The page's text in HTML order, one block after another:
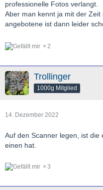
wie ein 1 Oz Krüger
Er hätte GAR KEIN Bild
Anbieter hier im EM-Forum
Und wenn irgendwelche
bestehen,
professionelle Fotos verlangt.
Aber man kennt ja mit der
angebotene ist dann leider
2
Trollinger
1000g Mitglied
14. Dezember 2022
Auf den Scanner legen, ist die
einen hat.
3